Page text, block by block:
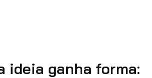
ideia ganha forma: